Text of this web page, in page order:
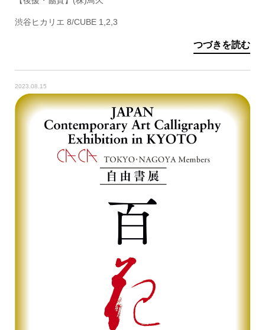
渋谷ヒカリエ 8/CUBE 1,2,3
つづきを読む
2023.08.15